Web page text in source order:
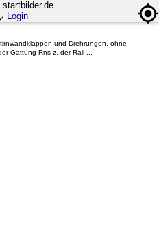
Login
und Drehrungen, ohne
Gattung Rns-z, der Rail ...